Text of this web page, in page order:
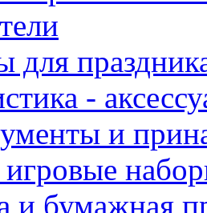
для
-
и
и бумажная